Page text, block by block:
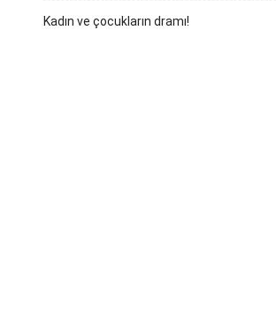
Kadın ve çocukların dramı!